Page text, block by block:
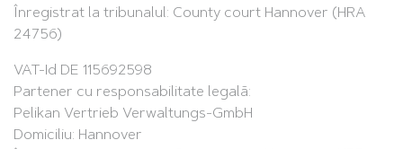
Înregistrat la tribunalul: County court Hannover (HRA
24756)
VAT-Id DE 115692598
Partener cu responsabilitate legală:
Pelikan Vertrieb Verwaltungs-GmbH
Domiciliu: Hannover